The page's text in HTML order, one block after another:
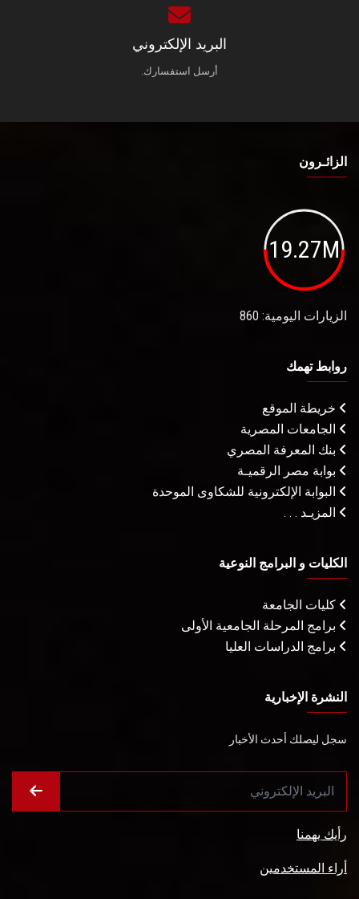
البريد الإلكتروني
أرسل استفسارك.
الزائـرون
19.27M
الزيارات اليومية: 860
روابط تهمك
خريطة الموقع
الجامعات المصرية
بنك المعرفة المصري
بوابة مصر الرقميـة
البوابة الإلكترونية للشكاوى الموحدة
المزيـد . . .
الكليات و البرامج النوعية
كليات الجامعة
برامج المرحلة الجامعية الأولى
برامج الدراسات العليا
النشرة الإخبارية
سجل ليصلك أحدث الأخبار
رأيك يهمنا
أراء المستخدمين